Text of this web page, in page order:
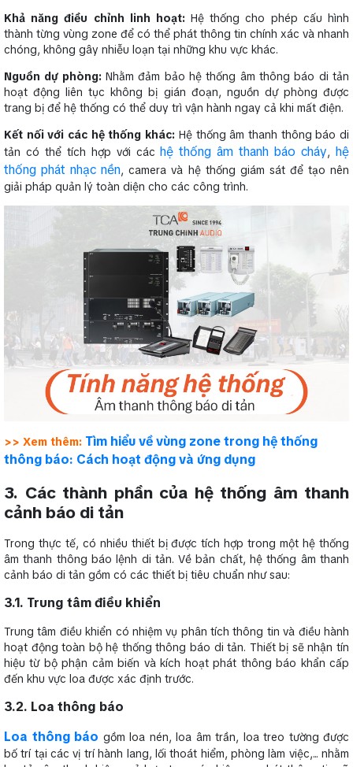
Khả năng điều chỉnh linh hoạt: Hệ thống cho phép cấu hình
thành từng vùng zone để có thể phát thông tin chính xác và nhanh
chóng, không gây nhiễu loạn tại những khu vực khác.
Nguồn dự phòng: Nhằm đảm bảo hệ thống âm thông báo di tản
hoạt động liên tục không bị gián đoạn, nguồn dự phòng được
trang bị để hệ thống có thể duy trì vận hành ngay cả khi mất điện.
Kết nối với các hệ thống khác: Hệ thống âm thanh thông báo di
tản có thể tích hợp với các hệ thống âm thanh báo cháy, hệ
thống phát nhạc nền, camera và hệ thống giám sát để tạo nên
giải pháp quản lý toàn diện cho các công trình.
>> Xem thêm: Tìm hiểu về vùng zone trong hệ thống
thông báo: Cách hoạt động và ứng dụng
3. Các thành phần của hệ thống âm thanh
cảnh báo di tản
Trong thực tế, có nhiều thiết bị được tích hợp trong một hệ thống
âm thanh thông báo lệnh di tản. Về bản chất, hệ thống âm thanh
cảnh báo di tản gồm có các thiết bị tiêu chuẩn như sau:
3.1. Trung tâm điều khiển
Trung tâm điều khiển có nhiệm vụ phân tích thông tin và điều hành
hoạt động toàn bộ hệ thống thông báo di tản. Thiết bị sẽ nhận tín
hiệu từ bộ phận cảm biến và kích hoạt phát thông báo khẩn cấp
đến khu vực loa được xác định trước.
3.2. Loa thông báo
Loa thông báo gồm loa nén, loa âm trần, loa treo tường được
bố trí tại các vị trí hành lang, lối thoát hiểm, phòng làm việc,... nhằm